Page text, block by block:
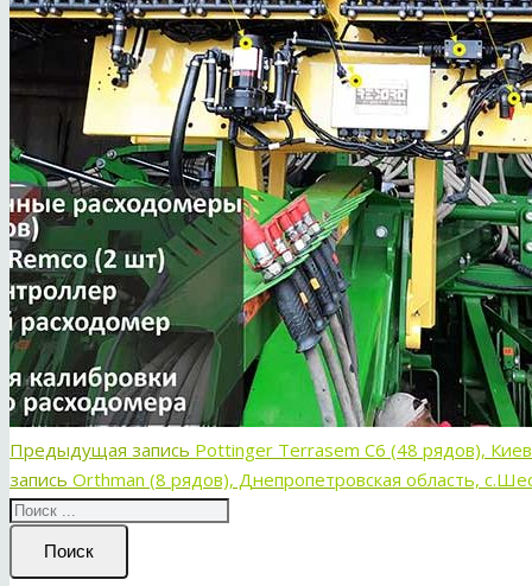
Предыдущая запись Pottinger Terrasem C6 (48 рядов),
запись Orthman (8 рядов), Днепропетровская область,
Поиск